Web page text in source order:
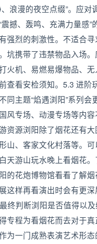
浪漫的夜空点缀”。应对
撼、轰鸣、充满力量感”
强烈的刺激性。不适合
坑携带了违禁物品入场
火机、易燃易爆物品、
查看安检须知。5.3 进阶
同主题“焰遇浏阳”系列会
风专场、动漫专场等内
资源浏阳除了烟花还有
山、客家文化村落等。
天游山玩水晚上看烟花
的花炮博物馆看看了解烟
这样再看演出时会有更
终判断浏阳是否值得以
专程为看烟花而去对于
为一门成熟表演艺术形